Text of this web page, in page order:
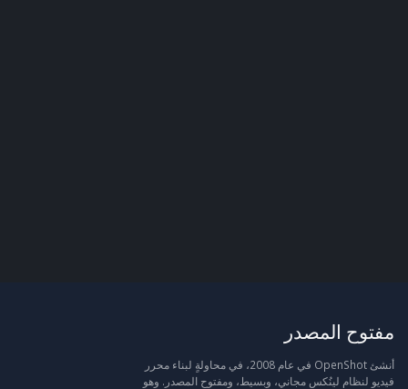
مفتوح المصدر
أنشئ OpenShot في عام 2008، في محاولةٍ لبناء محرر
فيديو لنظام لينُكس مجاني، وبسيط، ومفتوح المصدر. وهو